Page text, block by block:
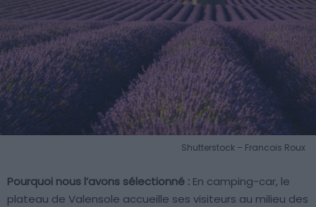
Shutterstock – Francois Roux
Pourquoi nous l’avons sélectionné : En camping-car, le
plateau de Valensole accueille ses visiteurs au milieu des